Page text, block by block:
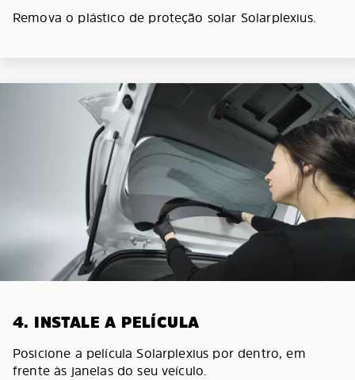
Remova o plástico de proteção solar Solarplexius.
4. INSTALE A PELÍCULA
Posicione a película Solarplexius por dentro, em
frente às janelas do seu veículo.